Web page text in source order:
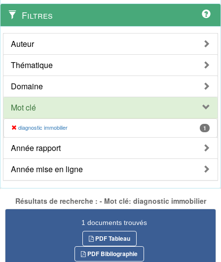
Filtres
Auteur
Thématique
Domaine
Mot clé
diagnostic immobilier 1
Année rapport
Année mise en ligne
Résultats de recherche : - Mot clé: diagnostic immobilier
1 documents trouvés
PDF Tableau
PDF Bibliographie